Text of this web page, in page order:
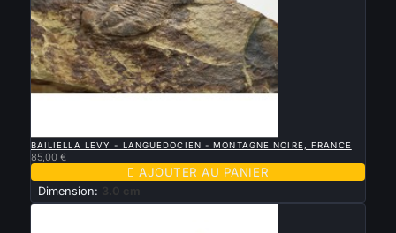
BAILIELLA LEVY - LANGUEDOCIEN - MONTAGNE NOIRE, FRANCE
85,00 €
 AJOUTER AU PANIER
Dimension: 3.0 cm